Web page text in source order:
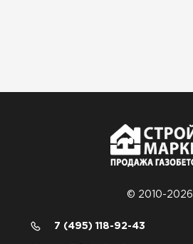
© 2010-2026
7 (495) 118-92-43